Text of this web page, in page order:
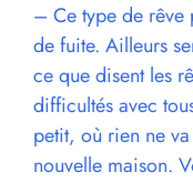
– Ce type de rêve
de fuite. Ailleurs
ce que disent les
difficultés avec
petit, où rien ne
nouvelle maison.